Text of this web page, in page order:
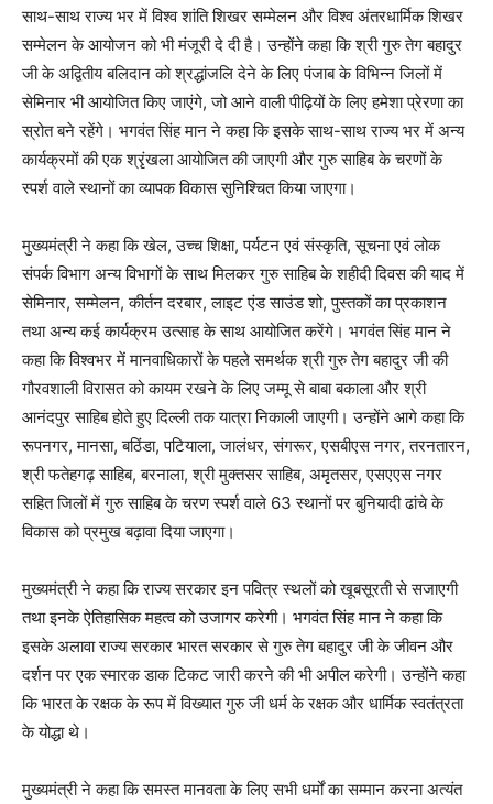
साथ-साथ राज्य भर में विश्व शांति शिखर सम्मेलन और विश्व अंतरधार्मिक शिखर
सम्मेलन के आयोजन को भी मंजूरी दे दी है। उन्होंने कहा कि श्री गुरु तेग बहादुर
जी के अद्वितीय बलिदान को श्रद्धांजलि देने के लिए पंजाब के विभिन्न जिलों में
सेमिनार भी आयोजित किए जाएंगे, जो आने वाली पीढ़ियों के लिए हमेशा प्रेरणा का
स्रोत बने रहेंगे। भगवंत सिंह मान ने कहा कि इसके साथ-साथ राज्य भर में अन्य
कार्यक्रमों की एक श्रृंखला आयोजित की जाएगी और गुरु साहिब के चरणों के
स्पर्श वाले स्थानों का व्यापक विकास सुनिश्चित किया जाएगा।
मुख्यमंत्री ने कहा कि खेल, उच्च शिक्षा, पर्यटन एवं संस्कृति, सूचना एवं लोक
संपर्क विभाग अन्य विभागों के साथ मिलकर गुरु साहिब के शहीदी दिवस की याद में
सेमिनार, सम्मेलन, कीर्तन दरबार, लाइट एंड साउंड शो, पुस्तकों का प्रकाशन
तथा अन्य कई कार्यक्रम उत्साह के साथ आयोजित करेंगे। भगवंत सिंह मान ने
कहा कि विश्वभर में मानवाधिकारों के पहले समर्थक श्री गुरु तेग बहादुर जी की
गौरवशाली विरासत को कायम रखने के लिए जम्मू से बाबा बकाला और श्री
आनंदपुर साहिब होते हुए दिल्ली तक यात्रा निकाली जाएगी। उन्होंने आगे कहा कि
रूपनगर, मानसा, बठिंडा, पटियाला, जालंधर, संगरूर, एसबीएस नगर, तरनतारन,
श्री फतेहगढ़ साहिब, बरनाला, श्री मुक्तसर साहिब, अमृतसर, एसएएस नगर
सहित जिलों में गुरु साहिब के चरण स्पर्श वाले 63 स्थानों पर बुनियादी ढांचे के
विकास को प्रमुख बढ़ावा दिया जाएगा।
मुख्यमंत्री ने कहा कि राज्य सरकार इन पवित्र स्थलों को खूबसूरती से सजाएगी
तथा इनके ऐतिहासिक महत्व को उजागर करेगी। भगवंत सिंह मान ने कहा कि
इसके अलावा राज्य सरकार भारत सरकार से गुरु तेग बहादुर जी के जीवन और
दर्शन पर एक स्मारक डाक टिकट जारी करने की भी अपील करेगी। उन्होंने कहा
कि भारत के रक्षक के रूप में विख्यात गुरु जी धर्म के रक्षक और धार्मिक स्वतंत्रता
के योद्धा थे।
मुख्यमंत्री ने कहा कि समस्त मानवता के लिए सभी धर्मों का सम्मान करना अत्यंत